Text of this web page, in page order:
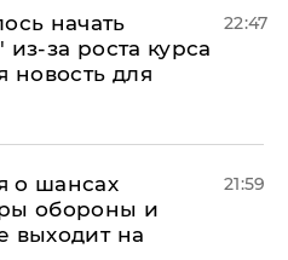
начать
за роста курса
новость для
22:47
о шансах
обороны и
выходит на
21:59